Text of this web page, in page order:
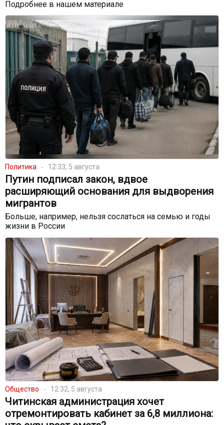
Подробнее в нашем материале
Политика 12:33, 5 августа
Путин подписал закон, вдвое
расширяющий основания для выдворения
мигрантов
Больше, например, нельзя сослаться на семью и годы
жизни в России
Общество 12:32, 5 августа
Читинская администрация хочет
отремонтировать кабинет за 6,8 миллиона: